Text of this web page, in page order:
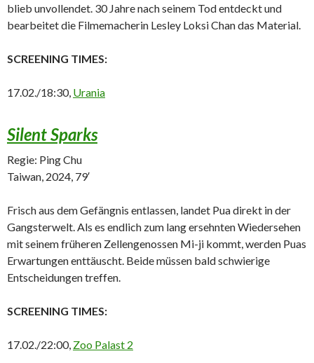
blieb unvollendet. 30 Jahre nach seinem Tod entdeckt und
bearbeitet die Filmemacherin Lesley Loksi Chan das Material.
SCREENING TIMES:
17.02./18:30, Urania
Silent Sparks
Regie: Ping Chu
Taiwan, 2024, 79′
Frisch aus dem Gefängnis entlassen, landet Pua direkt in der
Gangsterwelt. Als es endlich zum lang ersehnten Wiedersehen
mit seinem früheren Zellengenossen Mi-ji kommt, werden Puas
Erwartungen enttäuscht. Beide müssen bald schwierige
Entscheidungen treffen.
SCREENING TIMES:
17.02./22:00, Zoo Palast 2